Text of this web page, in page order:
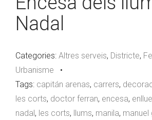
Nadal
Categories: Altres serveis, Districte,
Urbanisme •
Tags: capitán arenas, carrers,
les corts, doctor ferran, encesa,
nadal , les corts, llums, manila, manuel